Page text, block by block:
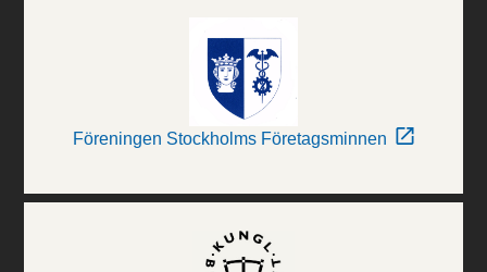
Föreningen Stockholms Företagsminnen